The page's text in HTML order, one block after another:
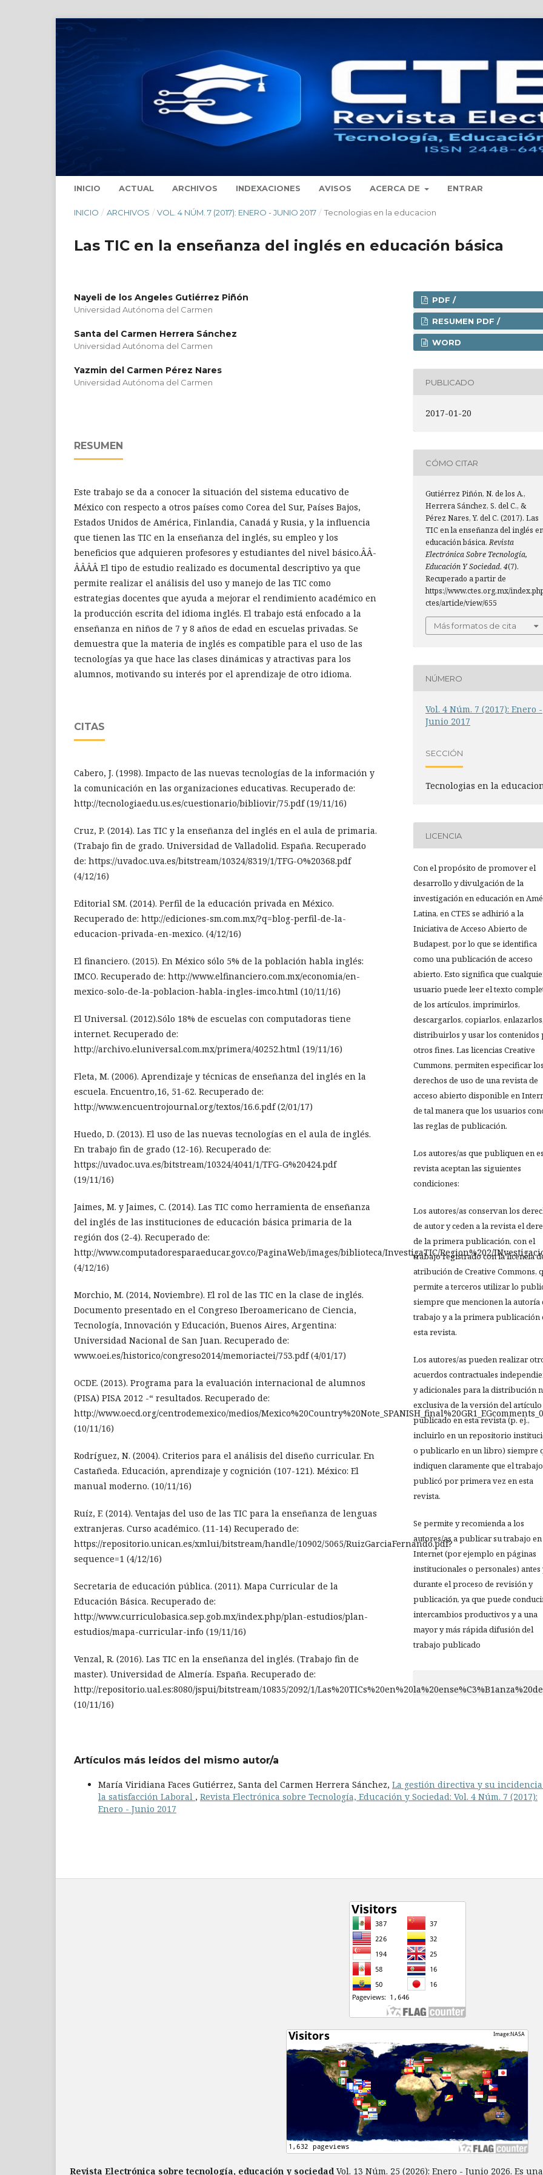
INICIO ACTUAL ARCHIVOS INDEXACIONES AVISOS ACERCA DE ENTRAR
INICIO / ARCHIVOS / VOL. 4 NÚM. 7 (2017): ENERO - JUNIO 2017 / Tecnologias en la educacion
Las TIC en la enseñanza del inglés en educación básica
Nayeli de los Angeles Gutiérrez Piñón
Universidad Autónoma del Carmen
Santa del Carmen Herrera Sánchez
Universidad Autónoma del Carmen
Yazmin del Carmen Pérez Nares
Universidad Autónoma del Carmen
RESUMEN
Este trabajo se da a conocer la situación del sistema educativo de
México con respecto a otros países como Corea del Sur, Países Bajos,
Estados Unidos de América, Finlandia, Canadá y Rusia, y la influencia
que tienen las TIC en la enseñanza del inglés, su empleo y los
beneficios que adquieren profesores y estudiantes del nivel básico.Â­Â­
Â­Â­Â­Â­ El tipo de estudio realizado es documental descriptivo ya que
permite realizar el análisis del uso y manejo de las TIC como
estrategias docentes que ayuda a mejorar el rendimiento académico en
la producción escrita del idioma inglés. El trabajo está enfocado a la
enseñanza en niños de 7 y 8 años de edad en escuelas privadas. Se
demuestra que la materia de inglés es compatible para el uso de las
tecnologías ya que hace las clases dinámicas y atractivas para los
alumnos, motivando su interés por el aprendizaje de otro idioma.
CITAS
Cabero, J. (1998). Impacto de las nuevas tecnologías de la información y
la comunicación en las organizaciones educativas. Recuperado de:
http://tecnologiaedu.us.es/cuestionario/bibliovir/75.pdf (19/11/16)
Cruz, P. (2014). Las TIC y la enseñanza del inglés en el aula de primaria.
(Trabajo fin de grado. Universidad de Valladolid. España. Recuperado
de: https://uvadoc.uva.es/bitstream/10324/8319/1/TFG-O%20368.pdf
(4/12/16)
Editorial SM. (2014). Perfil de la educación privada en México.
Recuperado de: http://ediciones-sm.com.mx/?q=blog-perfil-de-la-
educacion-privada-en-mexico. (4/12/16)
El financiero. (2015). En México sólo 5% de la población habla inglés:
IMCO. Recuperado de: http://www.elfinanciero.com.mx/economia/en-
mexico-solo-de-la-poblacion-habla-ingles-imco.html (10/11/16)
El Universal. (2012).Sólo 18% de escuelas con computadoras tiene
internet. Recuperado de:
http://archivo.eluniversal.com.mx/primera/40252.html (19/11/16)
Fleta, M. (2006). Aprendizaje y técnicas de enseñanza del inglés en la
escuela. Encuentro,16, 51-62. Recuperado de:
http://ww.w.encuentrojournal.org/textos/16.6.pdf (2/01/17)
Huedo, D. (2013). El uso de las nuevas tecnologías en el aula de inglés.
En trabajo fin de grado (12-16). Recuperado de:
https://uvadoc.uva.es/bitstream/10324/4041/1/TFG-G%20424.pdf
(19/11/16)
Jaimes, M. y Jaimes, C. (2014). Las TIC como herramienta de enseñanza
del inglés de las instituciones de educación básica primaria de la
región dos (2-4). Recuperado de:
http://www.computadoresparaeducar.gov.co/PaginaWeb/images/biblioteca/InvestigaTIC/Region%202/
(4/12/16)
Morchio, M. (2014, Noviembre). El rol de las TIC en la clase de inglés.
Documento presentado en el Congreso Iberoamericano de Ciencia,
Tecnología, Innovación y Educación, Buenos Aires, Argentina:
Universidad Nacional de San Juan. Recuperado de:
www.oei.es/historico/congreso2014/memoriactei/753.pdf (4/01/17)
OCDE. (2013). Programa para la evaluación internacional de alumnos
(PISA) PISA 2012 -“ resultados. Recuperado de:
http://www.oecd.org/centrodemexico/medios/
(10/11/16)
Rodríguez, N. (2004). Criterios para el análisis del diseño curricular. En
Castañeda. Educación, aprendizaje y cognición (107-121). México: El
manual moderno. (10/11/16)
Ruíz, F. (2014). Ventajas del uso de las TIC para la enseñanza de lenguas
extranjeras. Curso académico. (11-14) Recuperado de:
https://repositorio.unican.es/xmlui/bitstream/handle/10902/5065/RuizGarciaFernando.pdf?
sequence=1 (4/12/16)
Secretaria de educación pública. (2011). Mapa Curricular de la
Educación Básica. Recuperado de:
http://www.curriculobasica.sep.gob.mx/index.php/plan-estudios/plan-
estudios/mapa-curricular-info (19/11/16)
Venzal, R. (2016). Las TIC en la enseñanza del inglés. (Trabajo fin de
master). Universidad de Almería. España. Recuperado de:
http://repositorio.ual.es:8080/jspui/bitstream/10835/2092/1/
(10/11/16)
PDF /
RESUMEN PDF /
WORD
PUBLICADO
2017-01-20
CÓMO CITAR
Gutiérrez Piñón, N. de los A.,
Herrera Sánchez, S. del C., &
Pérez Nares, Y. del C. (2017). Las
TIC en la enseñanza del inglés
educación básica.Revista
Electrónica Sobre Tecnología,
Educación Y Sociedad, 4(7).
Recuperado a partir de
https://www.ctes.org.mx/
ctes/article/view/655
Más formatos de cita
NÚMERO
Vol. 4 Núm. 7 (2017): Enero -
Junio 2017
SECCIÓN
Tecnologias en la
LICENCIA
Con el propósito de promover el
desarrollo y divulgación de la
investigación en educación en
Latina, en CTES se adhirió a la
Iniciativa de Acceso Abierto de
Budapest, por lo que se identifica
como una publicación de acceso
abierto. Esto significa que
usuario puede leer el texto
de los artículos, imprimirlos,
descargarlos, copiarlos, enlazarlos,
distribuirlos y usar los contenidos
otros fines. Las licencias Creative
Cummons, permiten especificar los
derechos de uso de una revista de
acceso abierto disponible en
de tal manera que los usuarios
las reglas de publicación.
Los autores/as que publiquen en
revista aceptan las siguientes
condiciones:
Los autores/as conservan los
de autor y ceden a la revista el
de la primera publicación, con el
trabajo registrado con la licencia
atribución de Creative Commons,
permite a terceros utilizar lo
siempre que mencionen la autoría
trabajo y a la primera publicación
esta revista.
Los autores/as pueden realizar
acuerdos contractuales
y adicionales para la distribución
exclusiva de la versión del artículo
publicado en esta revista (p. ej.,
incluirlo en un repositorio
o publicarlo en un libro) siempre
indiquen claramente que el trabajo
publicó por primera vez en esta
revista.
Se permite y recomienda a los
autores/as a publicar su trabajo en
Internet (por ejemplo en páginas
institucionales o personales) antes
durante el proceso de revisión y
publicación, ya que puede
intercambios productivos y a una
mayor y más rápida difusión del
trabajo publicado
Artículos más leídos del mismo autor/a
María Viridiana Faces Gutiérrez, Santa del Carmen Herrera Sánchez, La gestión directiva y su
la satisfacción Laboral , Revista Electrónica sobre Tecnología, Educación y Sociedad: Vol. 4 Núm. 7 (2017):
Enero - Junio 2017
Revista Electrónica sobre tecnología, educación y sociedadVol. 13 Núm. 25 (2026): Enero - Junio 2026. Es